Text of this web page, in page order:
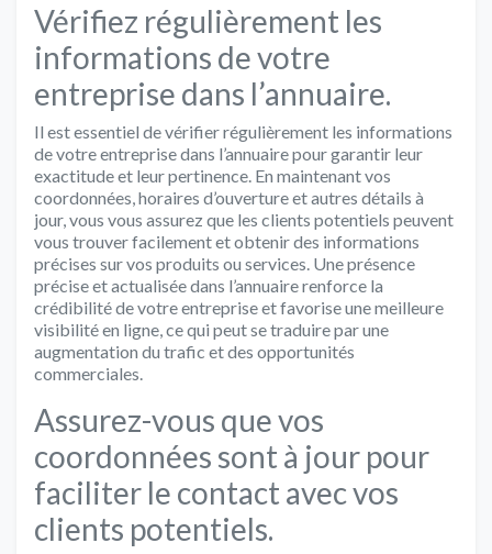
Vérifiez régulièrement les
informations de votre
entreprise dans l’annuaire.
Il est essentiel de vérifier régulièrement les informations
de votre entreprise dans l’annuaire pour garantir leur
exactitude et leur pertinence. En maintenant vos
coordonnées, horaires d’ouverture et autres détails à
jour, vous vous assurez que les clients potentiels peuvent
vous trouver facilement et obtenir des informations
précises sur vos produits ou services. Une présence
précise et actualisée dans l’annuaire renforce la
crédibilité de votre entreprise et favorise une meilleure
visibilité en ligne, ce qui peut se traduire par une
augmentation du trafic et des opportunités
commerciales.
Assurez-vous que vos
coordonnées sont à jour pour
faciliter le contact avec vos
clients potentiels.